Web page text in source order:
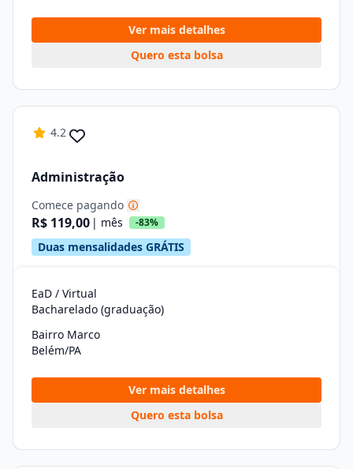
Ver mais detalhes
Quero esta bolsa
4.2
Administração
Comece pagando
R$ 119,00 | mês -83%
Duas mensalidades GRÁTIS
EaD / Virtual
Bacharelado (graduação)
Bairro Marco
Belém/PA
Ver mais detalhes
Quero esta bolsa